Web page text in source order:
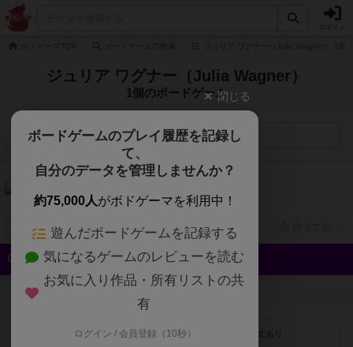
ジュリア ワグナー（Julia Wagner）
1個のボードゲーム
検索メニュー
6.0
ねこカフェ（Café del Gatto）
2人～5人 30分前後 8歳～ 2023年～
興味あり 経験あり お気に入り
クイック検索
登録状況
最近登録された順 紹介文あり
閉じる
ボードゲームのプレイ履歴を記録し
て、
自分のデータを管理しませんか？
約75,000人がボドゲーマを利用中！
遊んだボードゲームを記録する
気になるゲームのレビューを読む
お気に入り作品・所有リストの共
有
ログイン / 会員登録（10秒）